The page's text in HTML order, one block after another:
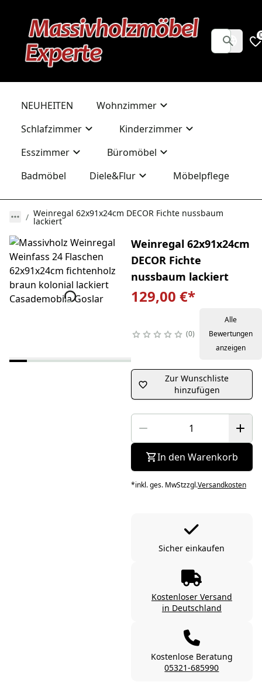
NEUHEITEN
Wohnzimmer
Schlafzimmer
Kinderzimmer
Esszimmer
Büromöbel
Badmöbel
Diele&Flur Möbelpflege
Weinregal 62x91x24cm DECOR Fichte nussbaum
lackiert
Weinregal 62x91x24cm
DECOR Fichte
nussbaum lackiert
129,00 €*
0
Alle
Bewertungen
anzeigen
Zur Wunschliste
hinzufügen
In den Warenkorb
*inkl. ges. MwStzzgl.Versandkosten
Sicher einkaufen
Kostenloser Versand
in Deutschland
Kostenlose Beratung
05321-685990